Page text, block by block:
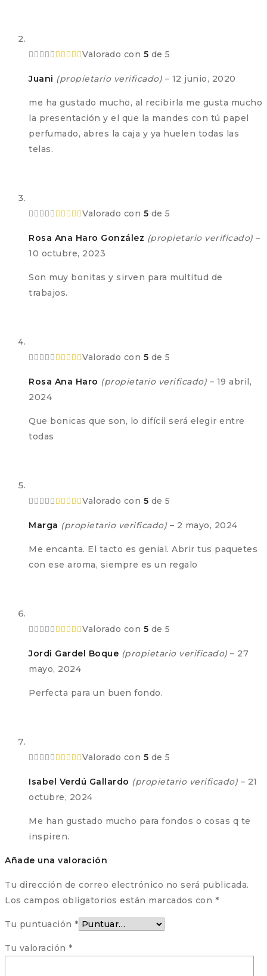
Valorado con 5 de 5
Juani (propietario verificado) – 12 junio, 2020
me ha gustado mucho, al recibirla me gusta mucho
la presentación y el que la mandes con tú papel
perfumado, abres la caja y ya huelen todas las
telas.
Valorado con 5 de 5
Rosa Ana Haro González (propietario verificado) –
10 octubre, 2023
Son muy bonitas y sirven para multitud de
trabajos.
Valorado con 5 de 5
Rosa Ana Haro (propietario verificado) – 19 abril,
2024
Que bonicas que son, lo difícil será elegir entre
todas
Valorado con 5 de 5
Marga (propietario verificado) – 2 mayo, 2024
Me encanta. El tacto es genial. Abrir tus paquetes
con ese aroma, siempre es un regalo
Valorado con 5 de 5
Jordi Gardel Boque (propietario verificado) – 27
mayo, 2024
Perfecta para un buen fondo.
Valorado con 5 de 5
Isabel Verdú Gallardo (propietario verificado) – 21
octubre, 2024
Me han gustado mucho para fondos o cosas q te
inspiren.
Añade una valoración
Tu dirección de correo electrónico no será publicada.
Los campos obligatorios están marcados con *
Tu puntuación *
Tu valoración *